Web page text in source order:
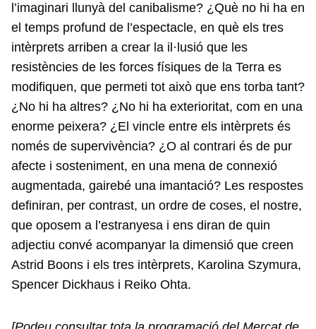
l’imaginari llunyà del canibalisme? ¿Què no hi ha en
el temps profund de l’espectacle, en què els tres
intèrprets arriben a crear la il·lusió que les
resistències de les forces físiques de la Terra es
modifiquen, que permeti tot això que ens torba tant?
¿No hi ha altres? ¿No hi ha exterioritat, com en una
enorme peixera? ¿El vincle entre els intèrprets és
només de supervivència? ¿O al contrari és de pur
afecte i sosteniment, en una mena de connexió
augmentada, gairebé una imantació? Les respostes
definiran, per contrast, un ordre de coses, el nostre,
que oposem a l’estranyesa i ens diran de quin
adjectiu convé acompanyar la dimensió que creen
Astrid Boons i els tres intèrprets, Karolina Szymura,
Spencer Dickhaus i Reiko Ohta.